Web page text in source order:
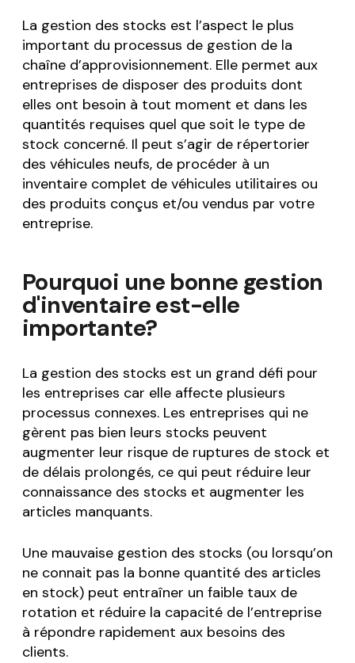
La gestion des stocks est l’aspect le plus
important du processus de gestion de la
chaîne d’approvisionnement. Elle permet aux
entreprises de disposer des produits dont
elles ont besoin à tout moment et dans les
quantités requises quel que soit le type de
stock concerné. Il peut s’agir de répertorier
des véhicules neufs, de procéder à un
inventaire complet de véhicules utilitaires ou
des produits conçus et/ou vendus par votre
entreprise.
Pourquoi une bonne gestion
d'inventaire est-elle
importante?
La gestion des stocks est un grand défi pour
les entreprises car elle affecte plusieurs
processus connexes. Les entreprises qui ne
gèrent pas bien leurs stocks peuvent
augmenter leur risque de ruptures de stock et
de délais prolongés, ce qui peut réduire leur
connaissance des stocks et augmenter les
articles manquants.
Une mauvaise gestion des stocks (ou lorsqu’on
ne connait pas la bonne quantité des articles
en stock) peut entraîner un faible taux de
rotation et réduire la capacité de l’entreprise
à répondre rapidement aux besoins des
clients.